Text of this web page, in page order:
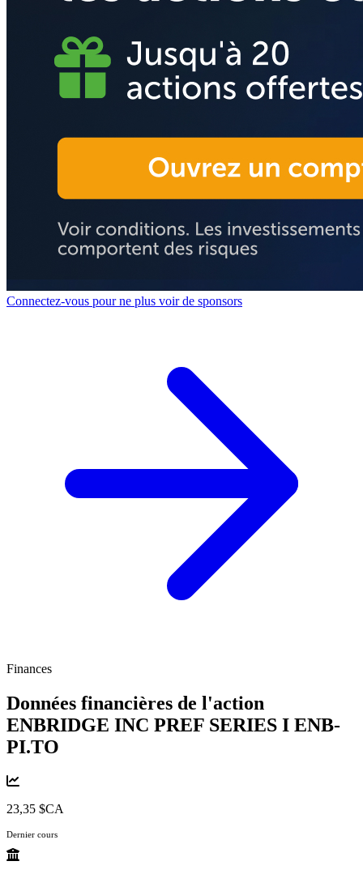
Connectez-vous pour ne plus voir de sponsors
Finances
Données financières de l'action
ENBRIDGE INC PREF SERIES I ENB-
PI.TO
23,35 $CA
Dernier cours